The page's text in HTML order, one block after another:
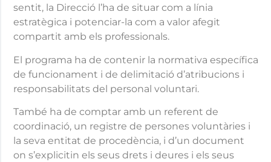
sentit, la Direcció l’ha de situar com a línia
estratègica i potenciar-la com a valor afegit
compartit amb els professionals.
El programa ha de contenir la normativa específica
de funcionament i de delimitació d’atribucions i
responsabilitats del personal voluntari.
També ha de comptar amb un referent de
coordinació, un registre de persones voluntàries i
la seva entitat de procedència, i d’un document
on s’explicitin els seus drets i deures i els seus